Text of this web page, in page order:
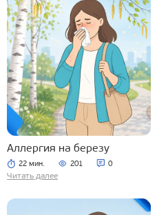
Аллергия на березу
22 мин. 201 0
Читать далее